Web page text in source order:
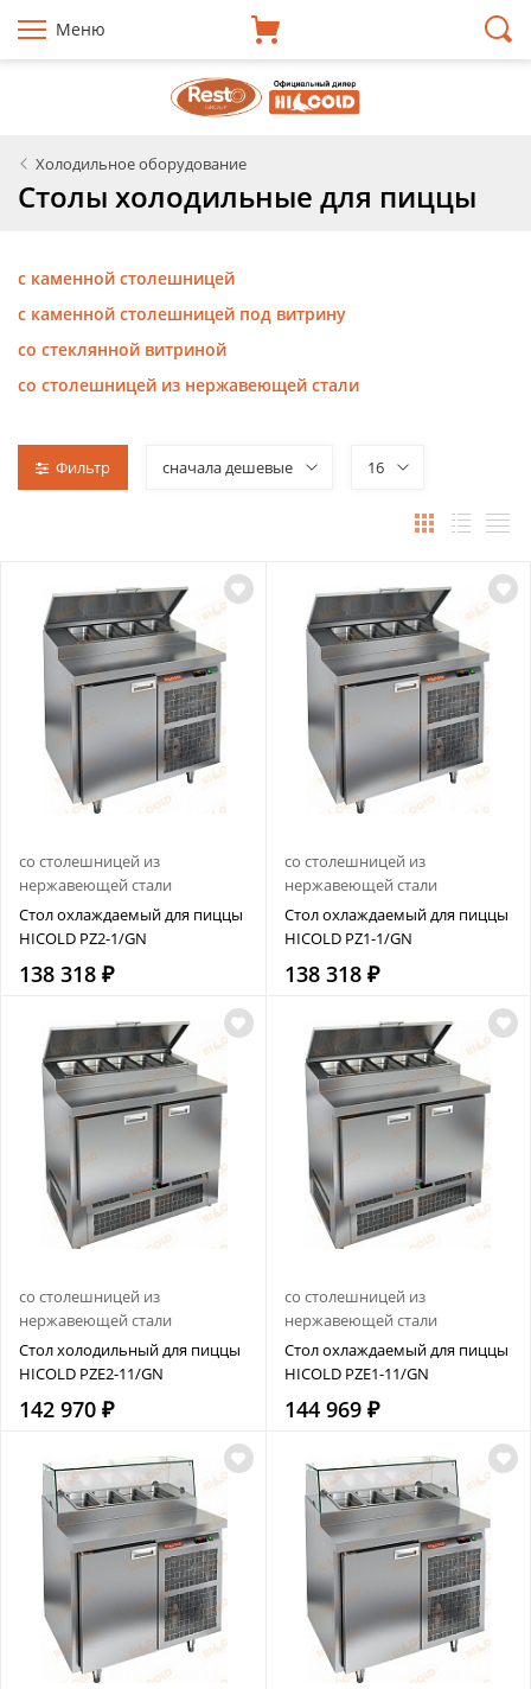
Меню
Холодильное оборудование
Столы холодильные для пиццы
с каменной столешницей
с каменной столешницей под витрину
со стеклянной витриной
со столешницей из нержавеющей стали
Фильтр сначала дешевые 16
со столешницей из
нержавеющей стали
Стол охлаждаемый для пиццы
HICOLD PZ2-1/GN
138 318 ₽
со столешницей из
нержавеющей стали
Стол охлаждаемый для пиццы
HICOLD PZ1-1/GN
138 318 ₽
со столешницей из
нержавеющей стали
Стол холодильный для пиццы
HICOLD PZE2-11/GN
142 970 ₽
со столешницей из
нержавеющей стали
Стол охлаждаемый для пиццы
HICOLD PZE1-11/GN
144 969 ₽